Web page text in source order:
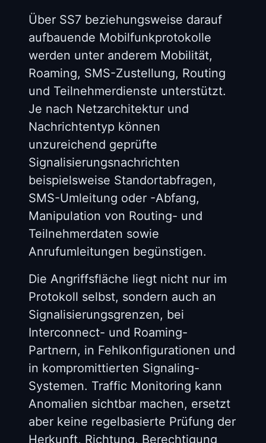
Über SS7 beziehungsweise darauf
aufbauende Mobilfunkprotokolle
werden unter anderem Mobilität,
Roaming, SMS-Zustellung, Routing
und Teilnehmerdienste unterstützt.
Je nach Netzarchitektur und
Nachrichtentyp können
unzureichend geprüfte
Signalisierungsnachrichten
beispielsweise Standortabfragen,
SMS-Umleitung oder -Abfang,
Manipulation von Routing- und
Teilnehmerdaten sowie
Anrufumleitungen begünstigen.
Die Angriffsfläche liegt nicht nur im
Protokoll selbst, sondern auch an
Signalisierungsgrenzen, bei
Interconnect- und Roaming-
Partnern, in Fehlkonfigurationen und
in kompromittierten Signaling-
Systemen. Traffic Monitoring kann
Anomalien sichtbar machen, ersetzt
aber keine regelbasierte Prüfung der
Herkunft, Richtung, Berechtigung